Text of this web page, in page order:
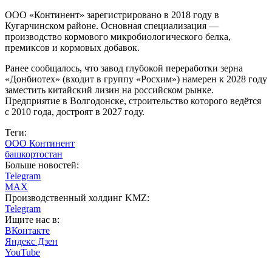
ООО «Континент» зарегистрировано в 2018 году в
Кугарчинском районе. Основная специализация —
производство кормового микробиологического белка,
премиксов и кормовых добавок.
Ранее сообщалось, что завод глубокой переработки зерна
«Донбиотех» (входит в группу «Росхим») намерен к 2028 году
заместить китайский лизин на российском рынке.
Предприятие в Волгодонске, строительство которого ведётся
с 2010 года, достроят в 2027 году.
Теги:
ООО Континент
башкортостан
Больше новостей:
Telegram
MAX
Производственный холдинг KMZ:
Telegram
Ищите нас в:
ВКонтакте
Яндекс Дзен
YouTube